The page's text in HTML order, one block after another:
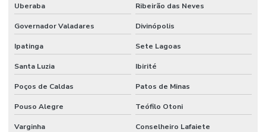
Limpeza Profissional De Ambientes
Limpeza Profunda De Ambientes Administrativos
Limpeza Profunda De Ambientes Comerciais
Limpeza Técnica De Ambientes
Limpeza Técnica De Ambientes Industriais
Limpeza Técnica De Indústrias E Escritórios
Uberaba Ribeirão das Neves
Governador Valadares Divinópolis
Ipatinga Sete Lagoas
Santa Luzia Ibirité
Poços de Caldas Patos de Minas
Pouso Alegre Teófilo Otoni
Varginha Conselheiro Lafaiete